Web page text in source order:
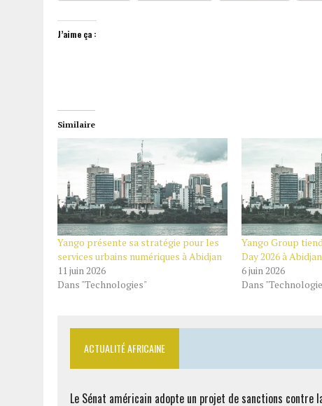
J’aime ça :
Similaire
Yango présente sa stratégie pour les
services urbains numériques à Abidjan
11 juin 2026
Dans "Technologies"
Yango Group
Day 2026 à Abidjan
6 juin 2026
Dans
ACTUALITÉ AFRICAINE
Le Sénat américain adopte un projet de sanctions contre